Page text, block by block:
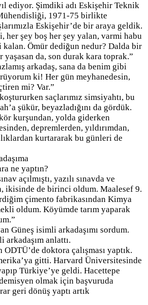
ediyor. Şimdiki adı Eskişehir Teknik
1971-75 birlikte
Eskişehir’de bir araya geldik.
her şey boş her şey yalan, varmi habu
kalan. Ömür dediğun nedur? Dalda bir
yaşasan da, son durak kara toprak.”
arkadaş, sana da benim gibi
ki! Her gün meyhanedesin,
mi? Var.”
saçlarımız simsiyahtı, bu
şükür, beyazladığını da gördük.
kurşundan, yolda giderken
depremlerden, yıldırımdan,
kurtararak bu günleri de
ne yaptın?
açılmıştı, yazılı sınavda ve
ikisinde de birinci oldum. Maalesef 9.
çimento fabrikasından Kimya
oldum. Köyümde tarım yaparak
Güneş isimli arkadaşımı sordum.
anlattı.
doktora çalışması yaptık.
gitti. Harvard Üniversitesinde
Türkiye’ye geldi. Hacettepe
olmak için başvuruda
geri dönüş yaptı artık